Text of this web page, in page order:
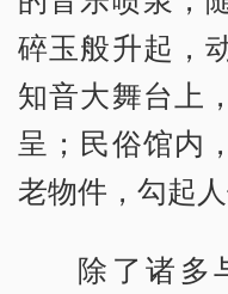
碎玉般升起，
知音大舞台上
呈；民俗馆内
老物件，勾起
除了诸多